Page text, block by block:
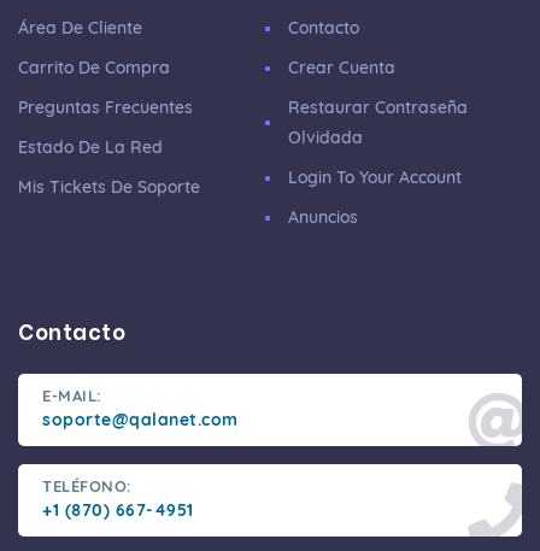
Área De Cliente
Carrito De Compra
Preguntas Frecuentes
Estado De La Red
Mis Tickets De Soporte
Contacto
Crear Cuenta
Restaurar Contraseña
Olvidada
Login To Your Account
Anuncios
Contacto
E-MAIL:
soporte@qalanet.com
TELÉFONO:
+1 (870) 667-4951